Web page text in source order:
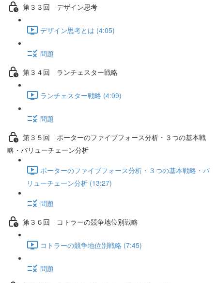
第３３回 デザイン思考
デザイン思考とは (4:05)
問題
第３４回 ランチェスター戦略
ランチェスター戦略 (4:09)
問題
第３５回 ポーターのファイブフォース分析・３つの基本戦
略・バリューチェーン分析
ポーターのファイブフォース分析・３つの基本戦略・バ
リューチェーン分析 (13:27)
問題
第３６回 コトラーの競争地位別戦略
コトラーの競争地位別戦略 (7:45)
問題